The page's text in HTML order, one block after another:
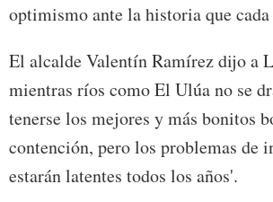
optimismo ante la historia que cada
El alcalde Valentín Ramírez dijo a
mientras ríos como El Ulúa no se
tenerse los mejores y más bonitos
contención, pero los problemas de
estarán latentes todos los años'.